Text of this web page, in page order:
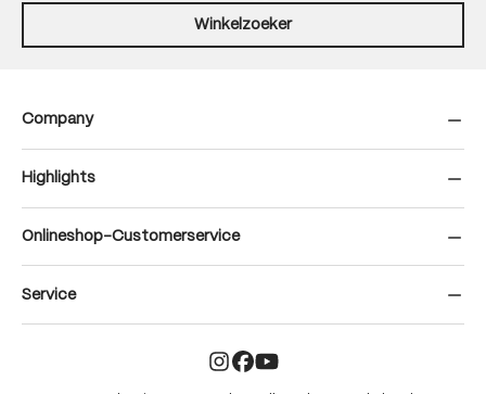
Winkelzoeker
Company
Highlights
Onlineshop-Customerservice
Service